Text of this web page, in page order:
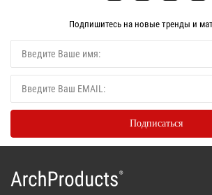
Подпишитесь на новые тренды и